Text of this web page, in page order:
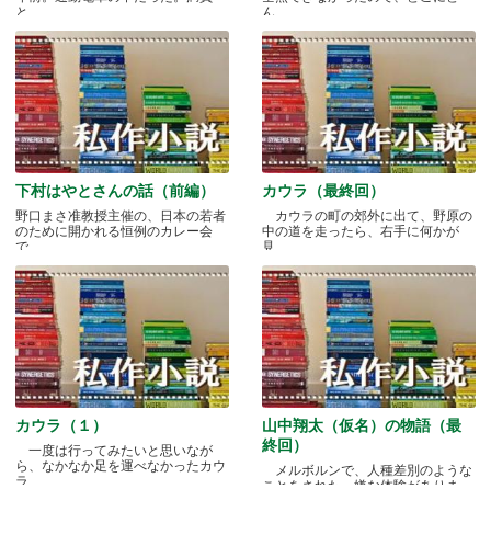
と.....
ん.....
下村はやとさんの話（前編）
野口まさ准教授主催の、日本の若者
のために開かれる恒例のカレー会
で.....
カウラ（最終回）
カウラの町の郊外に出て、野原の
中の道を走ったら、右手に何かが
見.....
カウラ（１）
一度は行ってみたいと思いなが
ら、なかなか足を運べなかったカウ
ラ.....
山中翔太（仮名）の物語（最
終回）
メルボルンで、人種差別のような
ことをされた、嫌な体験がありま